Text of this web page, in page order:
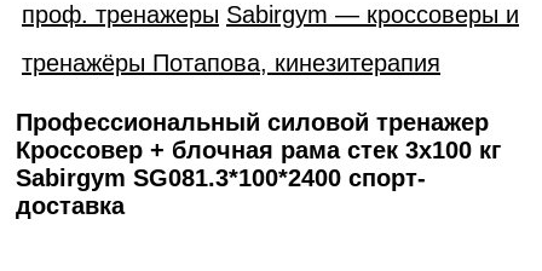
проф. тренажеры Sabirgym — кроссоверы и
тренажёры Потапова, кинезитерапия
Профессиональный силовой тренажер
Кроссовер + блочная рама стек 3х100 кг
Sabirgym SG081.3*100*2400 спорт-
доставка